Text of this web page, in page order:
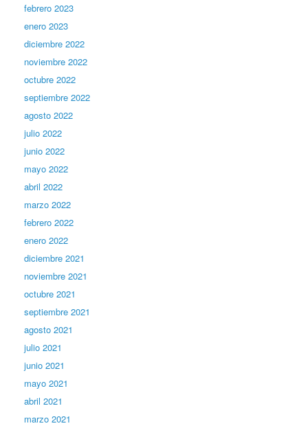
febrero 2023
enero 2023
diciembre 2022
noviembre 2022
octubre 2022
septiembre 2022
agosto 2022
julio 2022
junio 2022
mayo 2022
abril 2022
marzo 2022
febrero 2022
enero 2022
diciembre 2021
noviembre 2021
octubre 2021
septiembre 2021
agosto 2021
julio 2021
junio 2021
mayo 2021
abril 2021
marzo 2021